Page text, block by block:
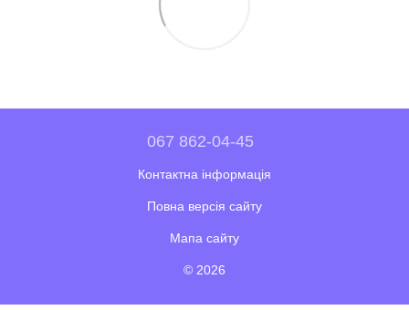
067 862-04-45
Контактна інформація
Повна версія сайту
Мапа сайту
© 2026